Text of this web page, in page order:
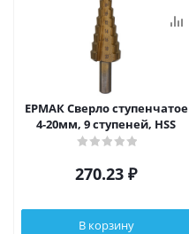
ЕРМАК Сверло ступенчатое
4-20мм, 9 ступеней, HSS
270.23 ₽
В корзину